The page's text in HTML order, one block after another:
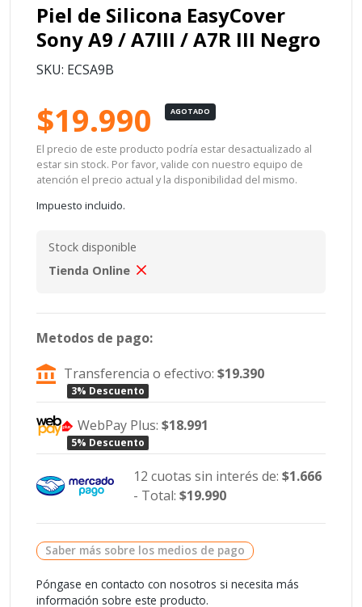
Piel de Silicona EasyCover
Sony A9 / A7III / A7R III Negro
SKU: ECSA9B
$19.990 AGOTADO
El precio de este producto podría estar desactualizado al
estar sin stock. Por favor, valide con nuestro equipo de
atención el precio actual y la disponibilidad del mismo.
Impuesto incluido.
Stock disponible
Tienda Online
Metodos de pago:
Transferencia o efectivo:$19.390
3% Descuento
WebPay Plus:$18.991
5% Descuento
12 cuotas sin interés de: $1.666
- Total: $19.990
Saber más sobre los medios de pago
Póngase en contacto con nosotros si necesita más
información sobre este producto.